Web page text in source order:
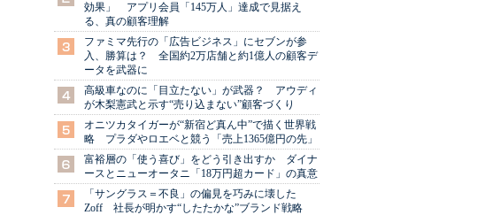
効果」 アプリ会員「145万人」達成で見据え
る、真の顧客理解
ファミマ先行の「広告ビジネス」にセブンが参
入、勝算は？ 全国約2万店舗と約1億人の顧客デ
ータを武器に
高級車なのに「目立たない」が武器？ アウディ
が木梨憲武と示す“売り込まない”顧客づくり
オニツカタイガーが“新宿ど真ん中”で描く世界戦
略 プラダやロエベと競う「売上1365億円の先」
富裕層の「使う喜び」をどう引き出すか ダイナ
ースとニューオータニ「18万円超カード」の真意
「サングラス＝不良」の偏見を巧みに壊した
Zoff 社長が明かす“したたかな”ブランド戦略